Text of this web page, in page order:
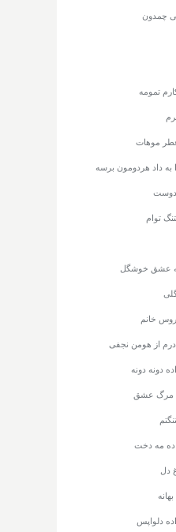
چمدون
تمومه
موهات
به داد هردومون برسه
دوست
توام
یه عشق خوشگل
خانم
درم از هومن نجفی
دونه دونه
مرگ عشق
مه دخت
دل
دلواپس